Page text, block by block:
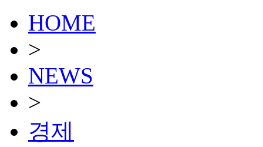
HOME
>
NEWS
>
경제